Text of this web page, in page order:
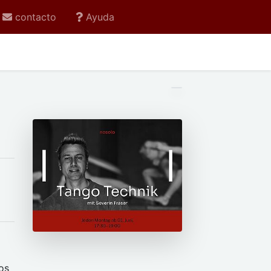
contacto Ayuda